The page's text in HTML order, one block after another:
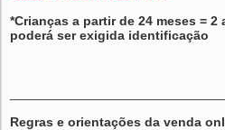
*Crianças a partir de 24 meses =
poderá ser exigida identificação
Regras e orientações da venda